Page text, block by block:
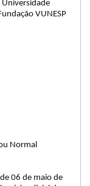
Universidade
VUNESP
Normal
06 de maio de